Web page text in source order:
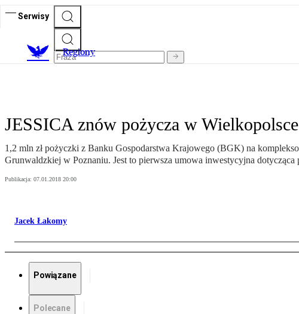
Serwisy
Regiony
JESSICA znów pożycza w Wielkopolsce
1,2 mln zł pożyczki z Banku Gospodarstwa Krajowego (BGK) na
Grunwaldzkiej w Poznaniu. Jest to pierwsza umowa inwestycyjna
Publikacja: 07.01.2018 20:00
Jacek Łakomy
Powiązane
Polecane